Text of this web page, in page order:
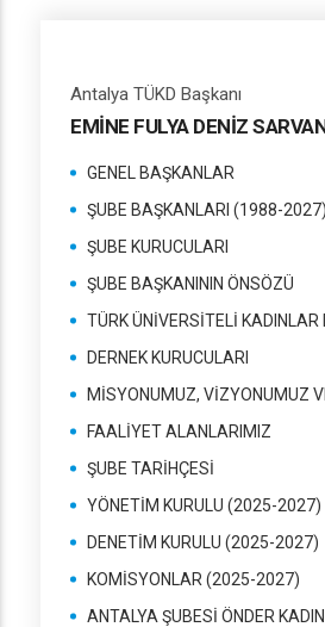
Antalya TÜKD Başkanı
EMİNE FULYA DENİZ
GENEL BAŞKANLAR
ŞUBE BAŞKANLARI (1988-2027)
ŞUBE KURUCULARI
ŞUBE BAŞKANININ ÖNSÖZÜ
TÜRK ÜNİVERSİTELİ KADINLAR
DERNEK KURUCULARI
MİSYONUMUZ, VİZYONUMUZ
FAALİYET ALANLARIMIZ
ŞUBE TARİHÇESİ
YÖNETİM KURULU (2025-2027)
DENETİM KURULU (2025-2027)
KOMİSYONLAR (2025-2027)
ANTALYA ŞUBESİ ÖNDER